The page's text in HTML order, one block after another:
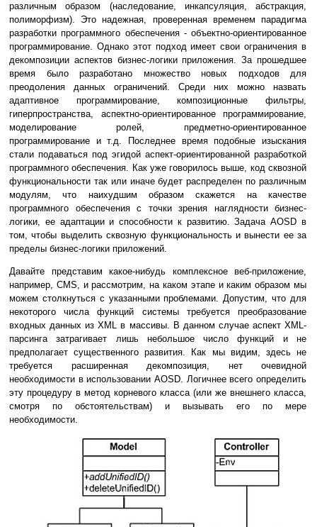
различным образом (наследование, инкапсуляция, абстракция,
полиморфизм). Это надежная, проверенная временем парадигма
разработки программного обеспечения - объектно-ориентированное
программирование. Однако этот подход имеет свои ограничения в
декомпозиции аспектов бизнес-логики приложения. За прошедшее
время было разработано множество новых подходов для
преодоления данных ограничений. Среди них можно назвать
адаптивное программирование, композиционные фильтры,
гиперпространства, аспектно-ориентированное программирование,
моделирование ролей, предметно-ориентированное
программирование и т.д. Последнее время подобные изыскания
стали подаваться под эгидой аспект-ориентированной разработкой
программного обеспечения. Как уже говорилось выше, код сквозной
функциональности так или иначе будет распределен по различным
модулям, что наихудшим образом скажется на качестве
программного обеспечения с точки зрения наглядности бизнес-
логики, ее адаптации и способности к развитию. Задача AOSD в
том, чтобы выделить сквозную функциональность и вынести ее за
пределы бизнес-логики приложений.
Давайте представим какое-нибудь комплексное веб-приложение,
например, CMS, и рассмотрим, на каком этапе и каким образом мы
можем столкнуться с указанными проблемами. Допустим, что для
некоторого числа функций системы требуется преобразование
входных данных из XML в массивы. В данном случае аспект XML-
парсинга затрагивает лишь небольшое число функций и не
предполагает существенного развития. Как мы видим, здесь не
требуется расширенная декомпозиция, нет очевидной
необходимости в использовании AOSD. Логичнее всего определить
эту процедуру в метод корневого класса (или же внешнего класса,
смотря по обстоятельствам) и вызывать его по мере
необходимости.